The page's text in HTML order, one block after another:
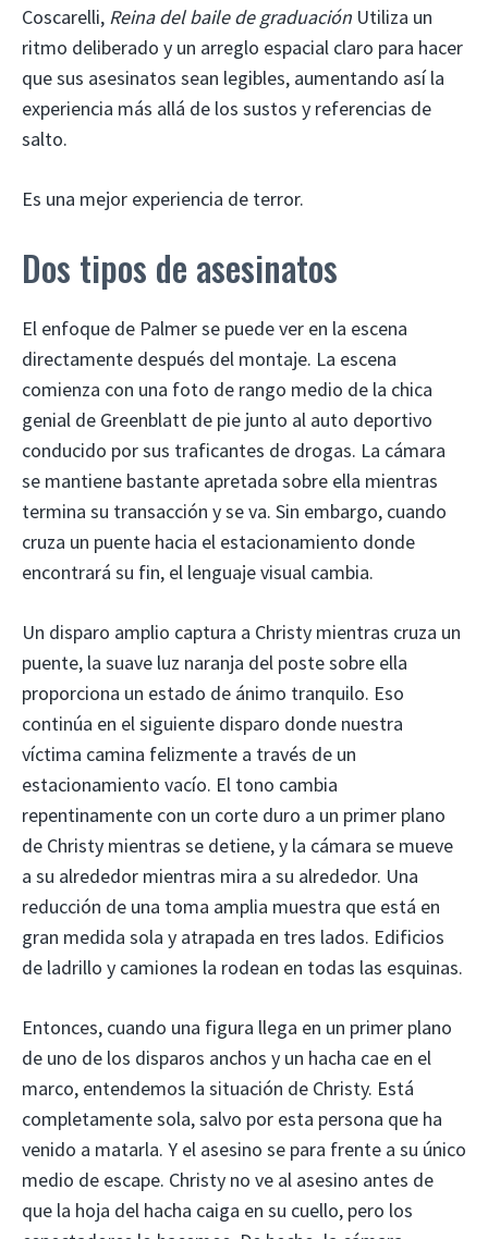
Coscarelli, Reina del baile de graduación Utiliza un
ritmo deliberado y un arreglo espacial claro para hacer
que sus asesinatos sean legibles, aumentando así la
experiencia más allá de los sustos y referencias de
salto.
Es una mejor experiencia de terror.
Dos tipos de asesinatos
El enfoque de Palmer se puede ver en la escena
directamente después del montaje. La escena
comienza con una foto de rango medio de la chica
genial de Greenblatt de pie junto al auto deportivo
conducido por sus traficantes de drogas. La cámara
se mantiene bastante apretada sobre ella mientras
termina su transacción y se va. Sin embargo, cuando
cruza un puente hacia el estacionamiento donde
encontrará su fin, el lenguaje visual cambia.
Un disparo amplio captura a Christy mientras cruza un
puente, la suave luz naranja del poste sobre ella
proporciona un estado de ánimo tranquilo. Eso
continúa en el siguiente disparo donde nuestra
víctima camina felizmente a través de un
estacionamiento vacío. El tono cambia
repentinamente con un corte duro a un primer plano
de Christy mientras se detiene, y la cámara se mueve
a su alrededor mientras mira a su alrededor. Una
reducción de una toma amplia muestra que está en
gran medida sola y atrapada en tres lados. Edificios
de ladrillo y camiones la rodean en todas las esquinas.
Entonces, cuando una figura llega en un primer plano
de uno de los disparos anchos y un hacha cae en el
marco, entendemos la situación de Christy. Está
completamente sola, salvo por esta persona que ha
venido a matarla. Y el asesino se para frente a su único
medio de escape. Christy no ve al asesino antes de
que la hoja del hacha caiga en su cuello, pero los